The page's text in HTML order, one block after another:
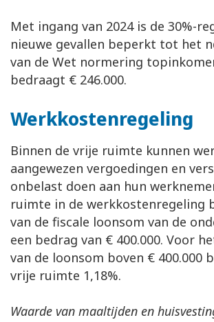
Met ingang van 2024 is de 30%-
nieuwe gevallen beperkt tot het
van de Wet normering
bedraagt € 246.000.
Werkkostenregeling
Binnen de vrije ruimte kunnen
aangewezen vergoedingen en
onbelast doen aan hun
ruimte in de werkkostenregeling
van de fiscale loonsom van de
een bedrag van € 400.000. Voor
van de loonsom boven € 400.000
vrije ruimte 1,18%.
Waarde van maaltijden en